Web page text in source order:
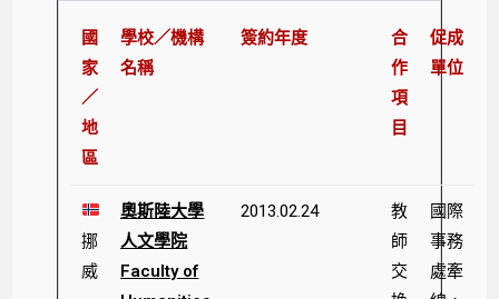
國
家
／
地
區
學校／機構
名稱
簽約年度
合
作
項
目
促成
單位
挪
威
奧斯陸大學
人文學院
Faculty of
2013.02.24
教
師
交
國際
事務
處牽